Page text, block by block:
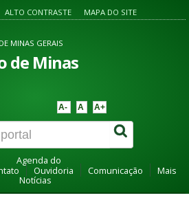
ALTO CONTRASTE MAPA DO SITE
MINAS GERAIS
de Minas
A- A A+
Agenda do
Ouvidoria Comunicação
Mais
Notícias